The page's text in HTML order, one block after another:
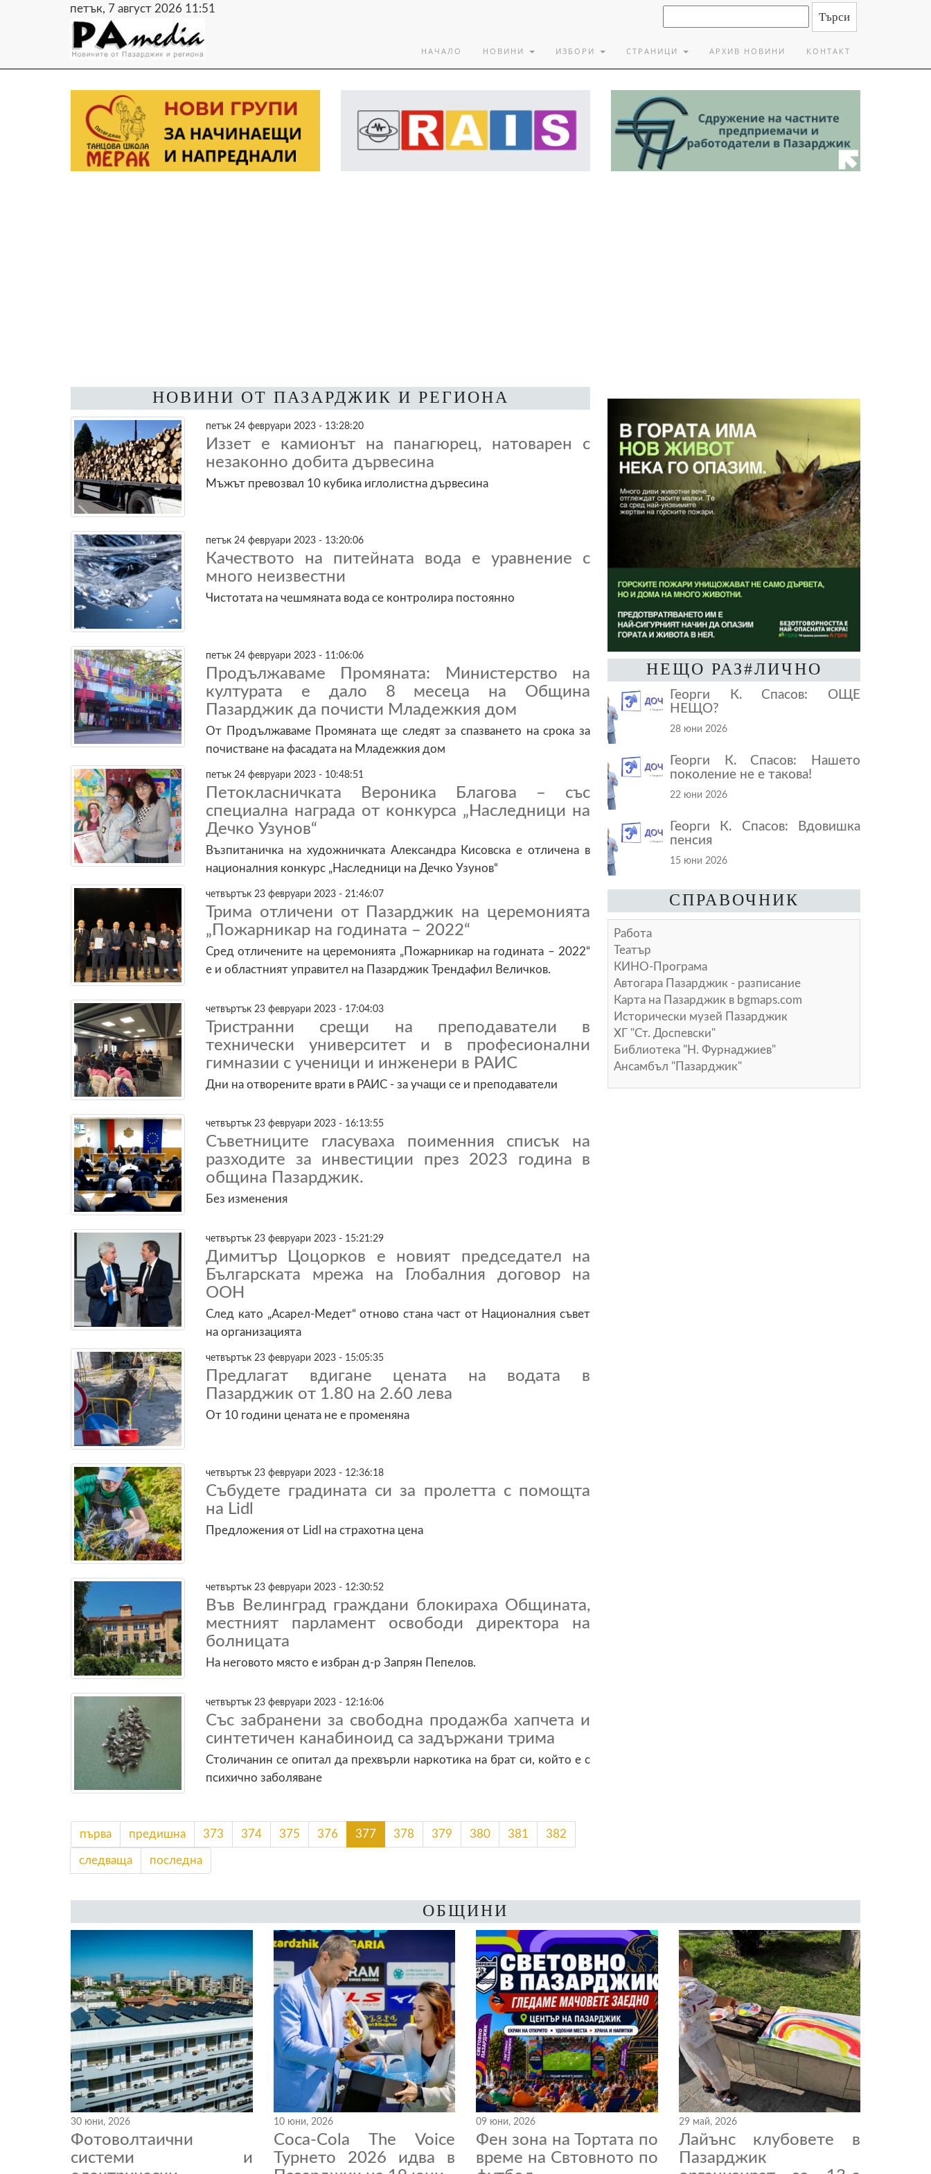
петък, 7 август 2026 11:51
НАЧАЛО НОВИНИ ИЗБОРИ СТРАНИЦИ АРХИВ НОВИНИ КОНТАКТ
НОВИНИ ОТ ПАЗАРДЖИК И РЕГИОНА
петък 24 февруари 2023 - 13:28:20
Иззет е камионът на панагюрец, натоварен с
незаконно добита дървесина
Мъжът превозвал 10 кубика иглолистна дървесина
петък 24 февруари 2023 - 13:20:06
Качеството на питейната вода е уравнение с
много неизвестни
Чистотата на чешмяната вода се контролира постоянно
петък 24 февруари 2023 - 11:06:06
Продължаваме Промяната: Министерство на
културата е дало 8 месеца на Община
Пазарджик да почисти Младежкия дом
От Продължаваме Промяната ще следят за спазването на срока за
почистване на фасадата на Младежкия дом
петък 24 февруари 2023 - 10:48:51
Петокласничката Вероника Благова – със
специална награда от конкурса „Наследници на
Дечко Узунов“
Възпитаничка на художничката Александра Кисовска е отличена в
националния конкурс „Наследници на Дечко Узунов“
четвъртък 23 февруари 2023 - 21:46:07
Трима отличени от Пазарджик на церемонията
„Пожарникар на годината – 2022“
Сред отличените на церемонията „Пожарникар на годината – 2022“
е и областният управител на Пазарджик Трендафил Величков.
четвъртък 23 февруари 2023 - 17:04:03
Тристранни срещи на преподаватели в
технически университет и в професионални
гимназии с ученици и инженери в РАИС
Дни на отворените врати в РАИС - за учащи се и преподаватели
четвъртък 23 февруари 2023 - 16:13:55
Съветниците гласуваха поименния списък на
разходите за инвестиции през 2023 година в
община Пазарджик.
Без изменения
четвъртък 23 февруари 2023 - 15:21:29
Димитър Цоцорков e новият председател на
Българската мрежа на Глобалния договор на
ООН
След като „Асарел-Медет“ отново стана част от Националния съвет
на организацията
четвъртък 23 февруари 2023 - 15:05:35
Предлагат вдигане цената на водата в
Пазарджик от 1.80 на 2.60 лева
От 10 години цената не е променяна
четвъртък 23 февруари 2023 - 12:36:18
Събудете градината си за пролетта с помощта
на Lidl
Предложения от Lidl на страхотна цена
четвъртък 23 февруари 2023 - 12:30:52
Във Велинград граждани блокираха Общината,
местният парламент освободи директора на
болницата
На неговото място e избран д-р Запрян Пепелов.
четвъртък 23 февруари 2023 - 12:16:06
Със забранени за свободна продажба хапчета и
синтетичен канабиноид са задържани трима
Столичанин се опитал да прехвърли наркотика на брат си, който е с
психично заболяване
първа предишна 373 374 375 376 377 378 379 380 381 382
следваща последна
НЕЩО РАЗ#ЛИЧНО
Георги К. Спасов: ОЩЕ
НЕЩО?
28 юни 2026
Георги К. Спасов: Нашето
поколение не е такова!
22 юни 2026
Георги К. Спасов: Вдовишка
пенсия
15 юни 2026
СПРАВОЧНИК
Работа
Театър
КИНО-Програма
Автогара Пазарджик - разписание
Карта на Пазарджик в bgmaps.com
Исторически музей Пазарджик
ХГ "Ст. Доспевски"
Библиотека "Н. Фурнаджиев"
Ансамбъл "Пазарджик"
ОБЩИНИ
30 юни, 2026
Фотоволтаични
системи и
10 юни, 2026
Coca-Cola The Voice
Турнето 2026 идва в
09 юни, 2026
Фен зона на Тортата по
време на Свтовното по
29 май, 2026
Лайънс клубовете в
Пазарджик